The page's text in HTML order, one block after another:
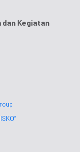
dan Kegiatan